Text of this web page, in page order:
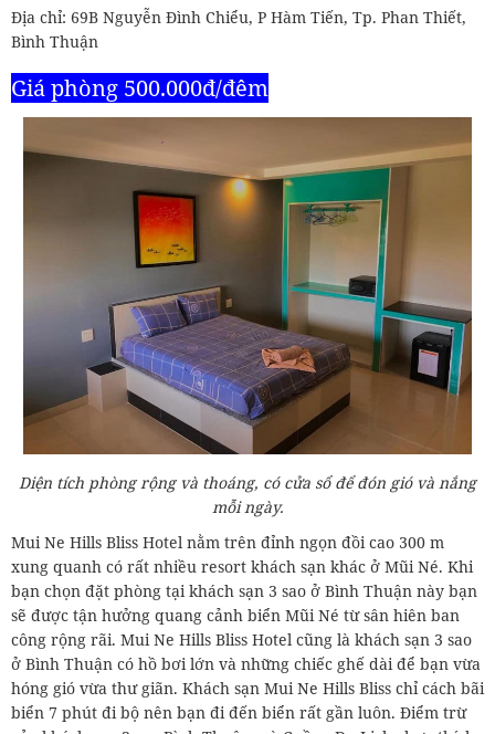
Địa chỉ: 69B Nguyễn Đình Chiểu, P Hàm Tiến, Tp. Phan Thiết,
Bình Thuận
Giá phòng 500.000đ/đêm
Diện tích phòng rộng và thoáng, có cửa sổ để đón gió và nắng
mỗi ngày.
Mui Ne Hills Bliss Hotel nằm trên đỉnh ngọn đồi cao 300 m
xung quanh có rất nhiều resort khách sạn khác ở Mũi Né. Khi
bạn chọn đặt phòng tại khách sạn 3 sao ở Bình Thuận này bạn
sẽ được tận hưởng quang cảnh biển Mũi Né từ sân hiên ban
công rộng rãi. Mui Ne Hills Bliss Hotel cũng là khách sạn 3 sao
ở Bình Thuận có hồ bơi lớn và những chiếc ghế dài để bạn vừa
hóng gió vừa thư giãn. Khách sạn Mui Ne Hills Bliss chỉ cách bãi
biển 7 phút đi bộ nên bạn đi đến biển rất gần luôn. Điểm trừ